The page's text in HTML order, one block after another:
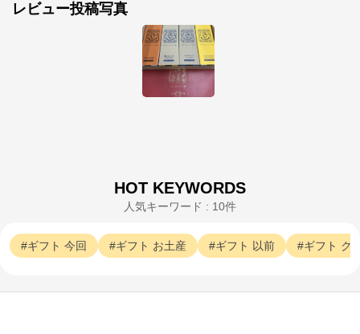
レビュー投稿写真
HOT KEYWORDS
人気キーワード : 10件
ギフト 今回 ギフト お土産 ギフト 以前 ギフト ク